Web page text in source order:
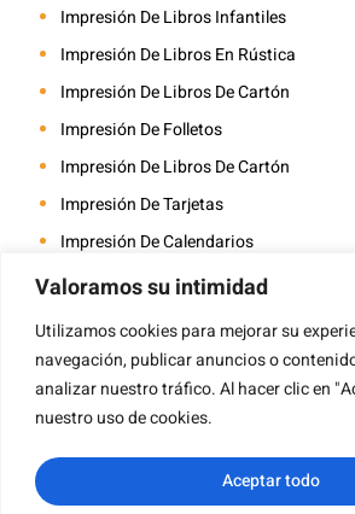
Valoramos su intimidad
Utilizamos cookies para mejorar su
navegación, publicar anuncios o
analizar nuestro tráfico. Al hacer clic en
nuestro uso de cookies.
Aceptar todo
Impresión De Libros Infantiles
Impresión De Libros En Rústica
Impresión De Libros De Cartón
Impresión De Folletos
Impresión De Libros De Cartón
Impresión De Tarjetas
Impresión De Calendarios
Impresión De Libros Para Colorear
Impresión De Revistas
Impresión De Álbumes De Fotos
Impresión De Libros A Caballete
Impresión De Libros De Arte